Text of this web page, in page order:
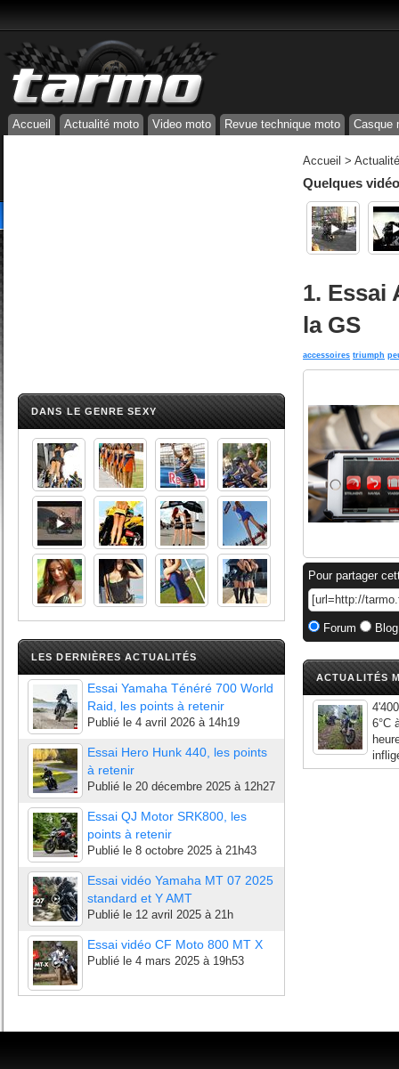
Accueil Actualité moto Video moto Revue technique moto Casque
DANS LE GENRE SEXY
LES DERNIÈRES ACTUALITÉS
Essai Yamaha Ténéré 700 World
Raid, les points à retenir
Publié le 4 avril 2026 à 14h19
Essai Hero Hunk 440, les points
à retenir
Publié le 20 décembre 2025 à 12h27
Essai QJ Motor SRK800, les
points à retenir
Publié le 8 octobre 2025 à 21h43
Essai vidéo Yamaha MT 07 2025
standard et Y AMT
Publié le 12 avril 2025 à 21h
Essai vidéo CF Moto 800 MT X
Publié le 4 mars 2025 à 19h53
Accueil >
Quelques
1. Essai
la GS
accessoires triumph
Pour partager
Forum
ACTUALITÉS
6°C